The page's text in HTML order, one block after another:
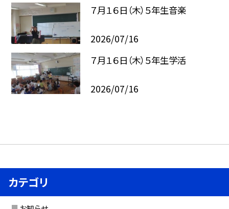
７月１６日（木）５年生音楽
2026/07/16
７月１６日（木）５年生学活
2026/07/16
カテゴリ